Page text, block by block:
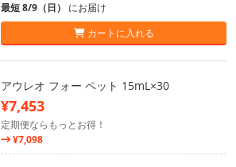
最短 8/9（日） にお届け
カートに入れる
アウレオ フォー ペット 15mL×30
¥7,453
定期便ならもっとお得！
¥7,098